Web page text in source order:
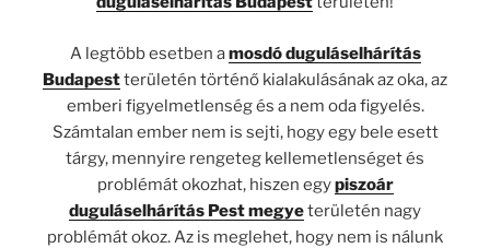
A legtöbb esetben amosdó duguláselhárítás
Budapestterületén történő kialakulásának az oka, az
emberi figyelmetlenség és a nem oda figyelés.
Számtalan ember nem is sejti, hogy egy bele esett
tárgy, mennyire rengeteg kellemetlenséget és
problémát okozhat, hiszen egypiszoár
duguláselhárítás Pest megyeterületén nagy
problémát okoz. Az is meglehet, hogy nem is nálunk